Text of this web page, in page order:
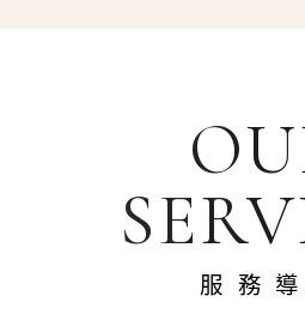
服務